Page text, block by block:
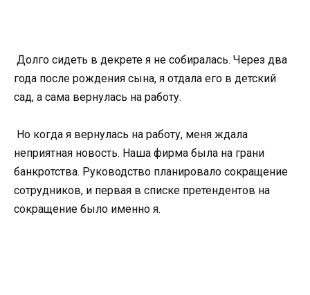
Долго сидеть в декрете я не собиралась. Через два
года после рождения сына, я отдала его в детский
сад, а сама вернулась на работу.
Но когда я вернулась на работу, меня ждала
неприятная новость. Наша фирма была на грани
банкротства. Руководство планировало сокращение
сотрудников, и первая в списке претендентов на
сокращение было именно я.